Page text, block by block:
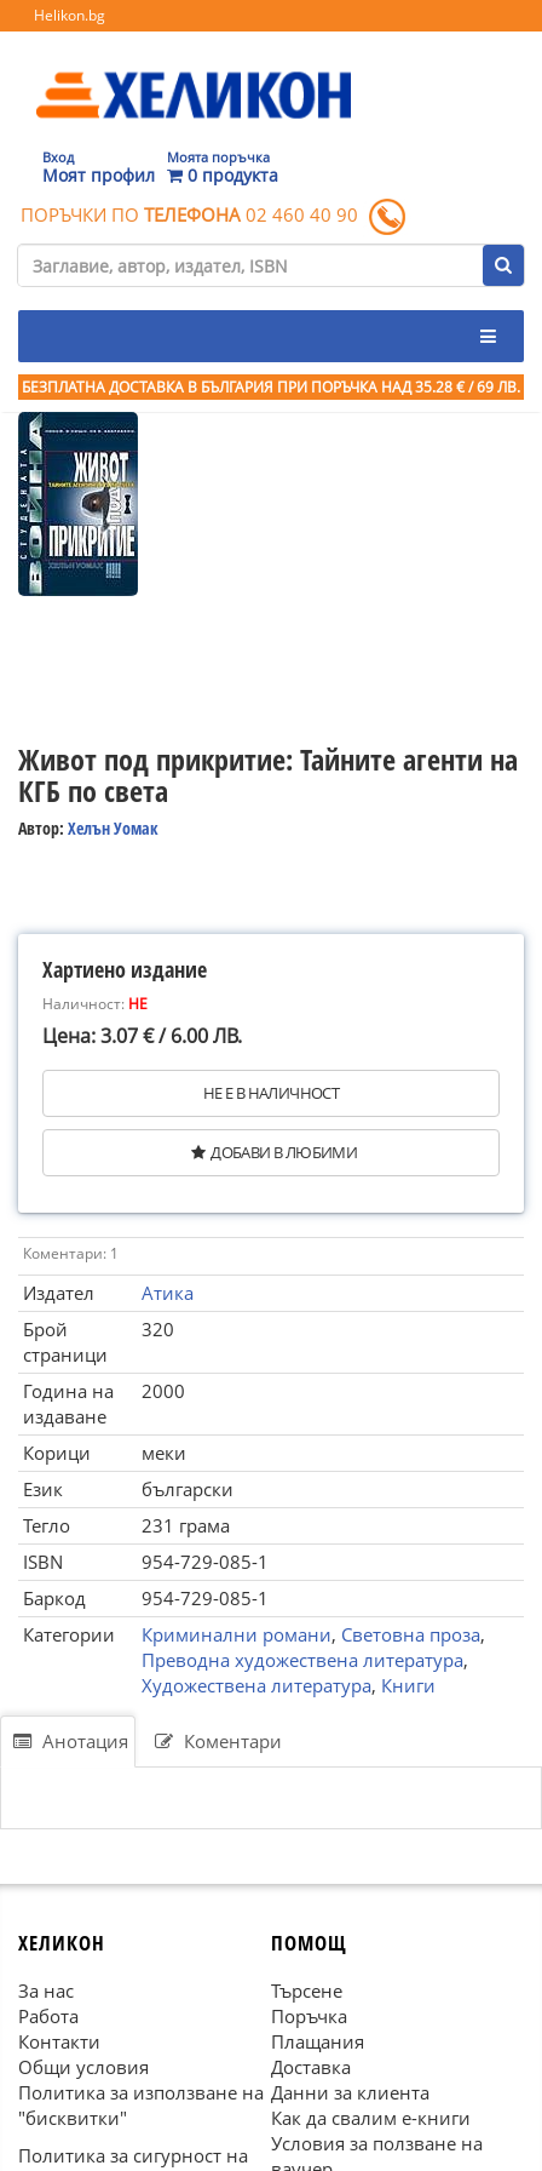
Helikon.bg
Вход
Моят профил
Моята поръчка
0 продукта
ПОРЪЧКИ ПО ТЕЛЕФОНА 02 460 40 90
БЕЗПЛАТНА ДОСТАВКА В БЪЛГАРИЯ ПРИ ПОРЪЧКА НАД 35.28 € / 69 ЛВ.
Живот под прикритие: Тайните агенти на
КГБ по света
Автор: Хелън Уомак
Хартиено издание
Наличност: НЕ
Цена: 3.07 € / 6.00 ЛВ.
НЕ Е В НАЛИЧНОСТ
ДОБАВИ В ЛЮБИМИ
Коментари: 1
Издател
Атика
Брой
страници
320
Година на
издаване
2000
Корици
меки
Език
български
Тегло
231 грама
ISBN
954-729-085-1
Баркод
954-729-085-1
Категории
Криминални романи, Световна проза,
Преводна художествена литература,
Художествена литература, Книги
Анотация Коментари
ХЕЛИКОН
За нас
Работа
Контакти
Общи условия
Политика за използване на
"бисквитки"
Политика за сигурност на
ПОМОЩ
Търсене
Поръчка
Плащания
Доставка
Данни за клиента
Как да свалим е-книги
Условия за ползване на